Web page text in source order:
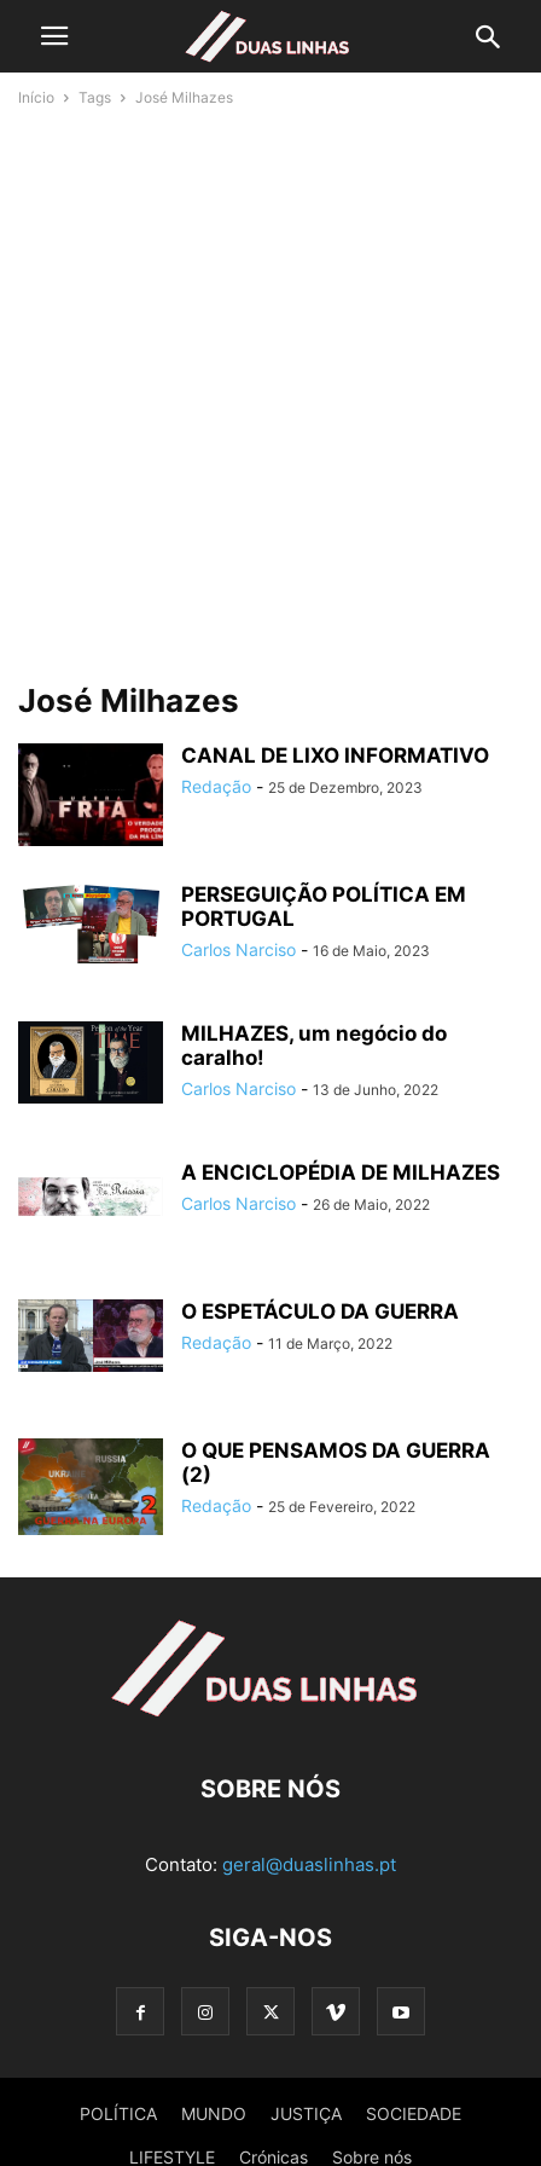
Início Tags José Milhazes
José Milhazes
CANAL DE LIXO INFORMATIVO
Redação - 25 de Dezembro, 2023
PERSEGUIÇÃO POLÍTICA EM
PORTUGAL
Carlos Narciso - 16 de Maio, 2023
MILHAZES, um negócio do
caralho!
Carlos Narciso - 13 de Junho, 2022
A ENCICLOPÉDIA DE MILHAZES
Carlos Narciso - 26 de Maio, 2022
O ESPETÁCULO DA GUERRA
Redação - 11 de Março, 2022
O QUE PENSAMOS DA GUERRA
(2)
Redação - 25 de Fevereiro, 2022
SOBRE NÓS
Contato: geral@duaslinhas.pt
SIGA-NOS
POLÍTICA MUNDO JUSTIÇA SOCIEDADE
LIFESTYLE Crónicas Sobre nós